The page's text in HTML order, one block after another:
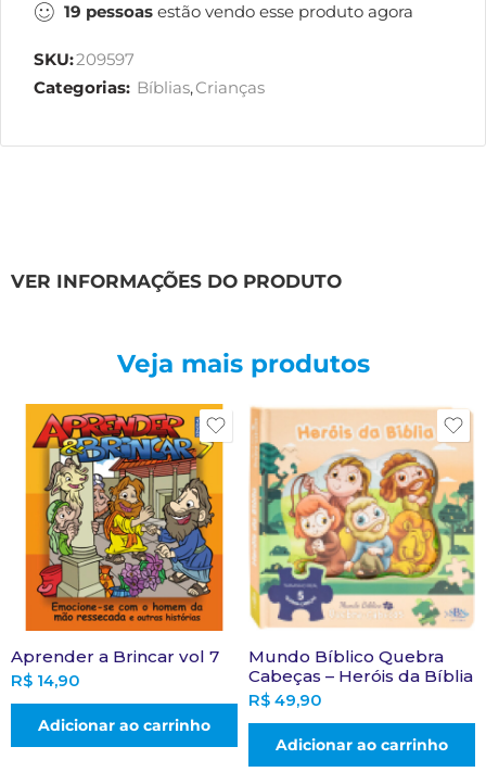
19 pessoas estão vendo esse produto agora
SKU:209597
Categorias: Bíblias,Crianças
VER INFORMAÇÕES DO PRODUTO
Veja mais produtos
Aprender a Brincar vol 7
R$ 14,90
Adicionar ao carrinho
Mundo Bíblico Quebra
Cabeças – Heróis da Bíblia
R$ 49,90
Adicionar ao carrinho